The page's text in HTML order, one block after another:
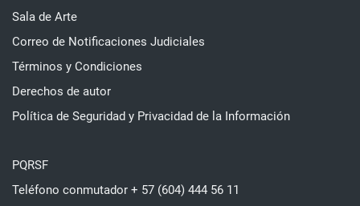
Sala de Arte
Correo de Notificaciones Judiciales
Términos y Condiciones
Derechos de autor
Política de Seguridad y Privacidad de la Información
PQRSF
Teléfono conmutador + 57 (604) 444 56 11